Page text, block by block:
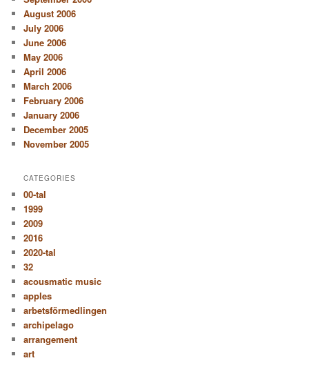
August 2006
July 2006
June 2006
May 2006
April 2006
March 2006
February 2006
January 2006
December 2005
November 2005
CATEGORIES
00-tal
1999
2009
2016
2020-tal
32
acousmatic music
apples
arbetsförmedlingen
archipelago
arrangement
art